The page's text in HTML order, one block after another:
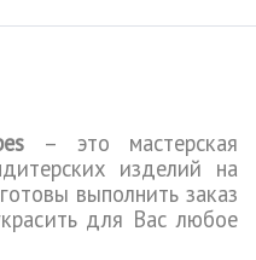
– это мастерская
изделий на
готовы выполнить заказ
для Вас любое